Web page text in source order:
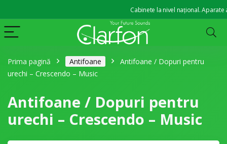
Cabinete la nivel național. Aparate
Prima pagină Antifoane
Antifoane / Dopuri pentru
urechi – Crescendo – Music
Antifoane / Dopuri pentru
urechi – Crescendo – Music